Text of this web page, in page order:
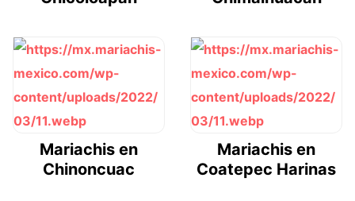
Mariachis en
Chinoncuac
Mariachis en
Coatepec Harinas